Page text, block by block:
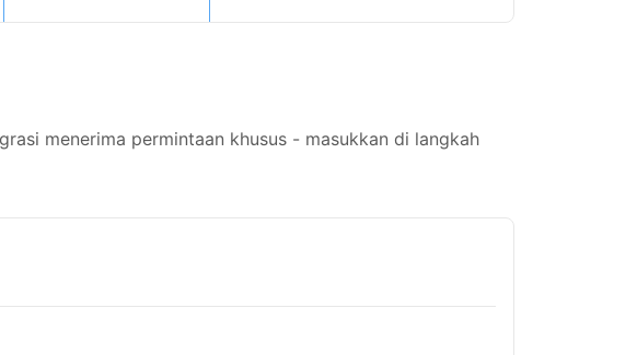
menerima permintaan khusus - masukkan di langkah